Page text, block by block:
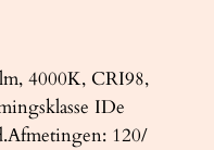
4000K, CRI98,
IDe
120/